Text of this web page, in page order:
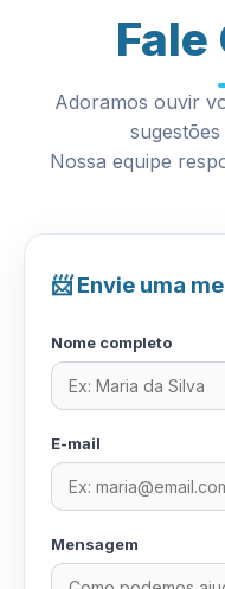
Fale
Adoramos ouvir
Nossa equipe
📨 Envie uma
Nome completo
E-mail
Mensagem